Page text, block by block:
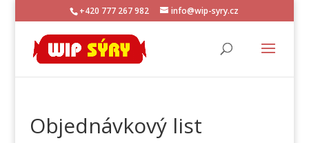
+420 777 267 982 info@wip-syry.cz
Objednávkový list